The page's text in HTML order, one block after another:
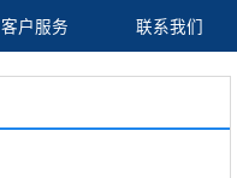
客户服务 联系我们